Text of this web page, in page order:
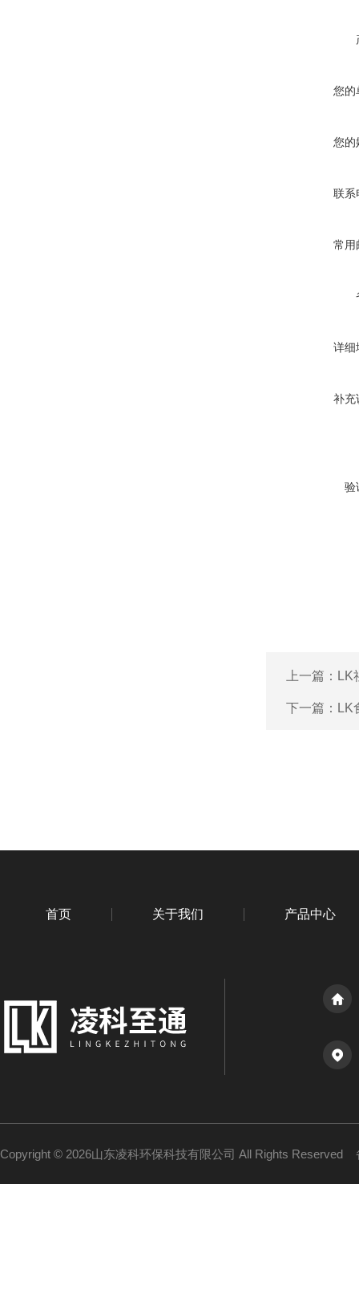
您的
您的
联系
常用
详细
补充
验
上一篇： LK
下一篇： LK
首页 关于我们 产品中心
Copyright © 2026山东凌科环保科技有限公司 All Rights Reserved